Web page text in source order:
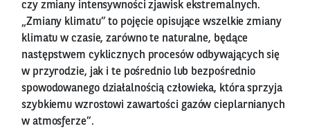
czy zmiany intensywności zjawisk ekstremalnych.
„Zmiany klimatu” to pojęcie opisujące wszelkie zmiany
klimatu w czasie, zarówno te naturalne, będące
następstwem cyklicznych procesów odbywających się
w przyrodzie, jak i te pośrednio lub bezpośrednio
spowodowanego działalnością człowieka, która sprzyja
szybkiemu wzrostowi zawartości gazów cieplarnianych
w atmosferze”.